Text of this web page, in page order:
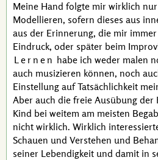
Meine Hand folgte mir wirklich
Modellieren, sofern dieses aus
aus der Erinnerung, die mir
Eindruck, oder später beim
Lernen habe ich weder malen
auch musizieren können, noch
Einstellung auf Tatsächlichkeit
Aber auch die freie Ausübung der
Kind bei weitem am meisten
nicht wirklich. Wirklich
Schauen und Verstehen und
seiner Lebendigkeit und damit in